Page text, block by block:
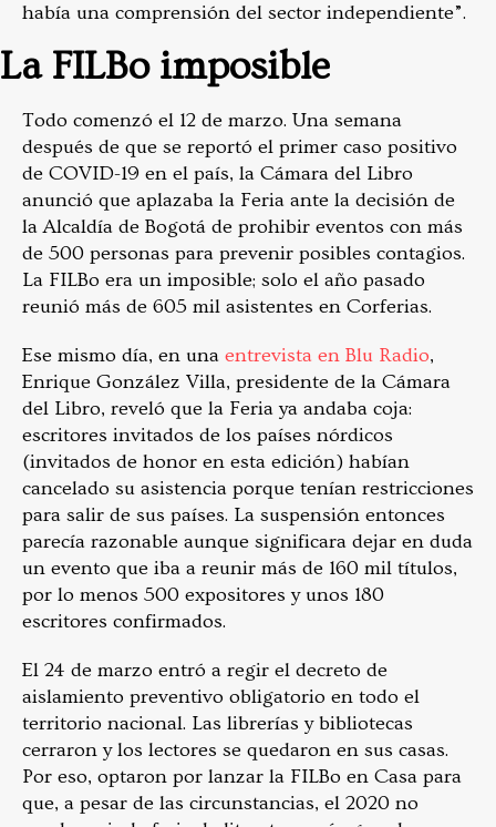
había una comprensión del sector independiente”.
La FILBo imposible
Todo comenzó el 12 de marzo. Una semana
después de que se reportó el primer caso positivo
de COVID-19 en el país, la Cámara del Libro
anunció que aplazaba la Feria ante la decisión de
la Alcaldía de Bogotá de prohibir eventos con más
de 500 personas para prevenir posibles contagios.
La FILBo era un imposible; solo el año pasado
reunió más de 605 mil asistentes en Corferias.
Ese mismo día, en una entrevista en Blu Radio,
Enrique González Villa, presidente de la Cámara
del Libro, reveló que la Feria ya andaba coja:
escritores invitados de los países nórdicos
(invitados de honor en esta edición) habían
cancelado su asistencia porque tenían restricciones
para salir de sus países. La suspensión entonces
parecía razonable aunque significara dejar en duda
un evento que iba a reunir más de 160 mil títulos,
por lo menos 500 expositores y unos 180
escritores confirmados.
El 24 de marzo entró a regir el decreto de
aislamiento preventivo obligatorio en todo el
territorio nacional. Las librerías y bibliotecas
cerraron y los lectores se quedaron en sus casas.
Por eso, optaron por lanzar la FILBo en Casa para
que, a pesar de las circunstancias, el 2020 no